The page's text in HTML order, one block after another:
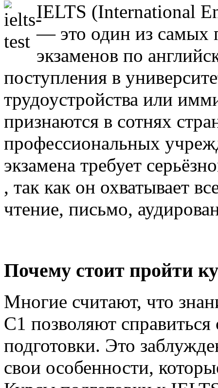
IELTS (International
— это один из самых
экзаменов по
поступления в
трудоустройства или
признаются в сотнях
профессиональных
экзамена требует
, так как он охватывает
чтение, письмо,
Почему стоит пройти
Многие считают, что
C1 позволяют
подготовки. Это
свои особенности,